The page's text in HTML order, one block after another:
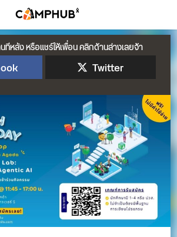
ทีหลัง หรือแชร์ให้เพื่อน คลิกด้านล่างเลยจ้า
Twitter